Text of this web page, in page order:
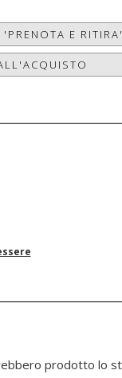
E RITIRA'